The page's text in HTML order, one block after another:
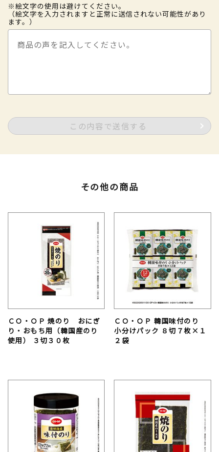
※絵文字の使用は避けてください。
（絵文字を入力されますと正常に送信されない可能性があり
ます。）
この内容で送信する
その他の商品
ＣＯ・ＯＰ 焼のり おにぎ
り・おもち用（韓国産のり
使用） ３切３０枚
ＣＯ・ＯＰ 韓国味付のり
小分けパック ８切７枚×１
２袋